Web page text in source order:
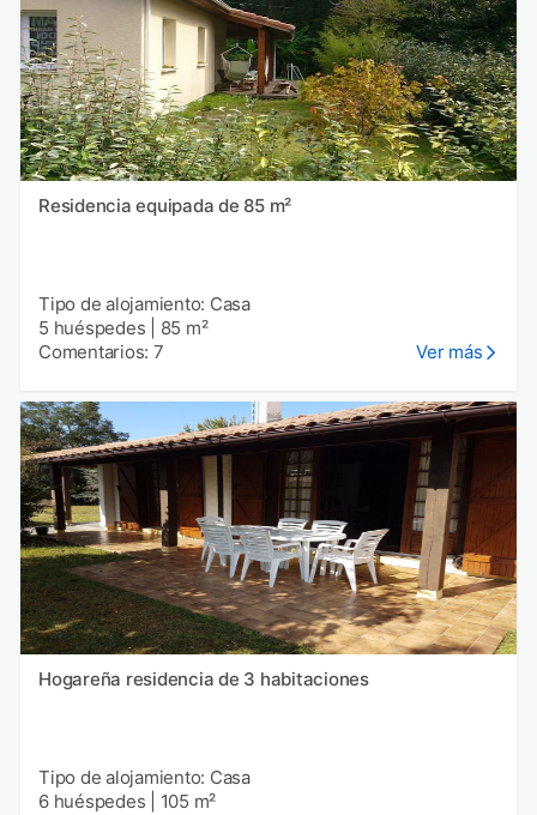
Residencia equipada de 85 m²
Tipo de alojamiento: Casa
5 huéspedes
85 m²
Comentarios: 7
Ver más
Hogareña residencia de 3 habitaciones
Tipo de alojamiento: Casa
6 huéspedes
105 m²